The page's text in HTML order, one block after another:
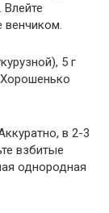
Влейте
венчиком.
5 г
Хорошенько
в 2-3
взбитые
однородная